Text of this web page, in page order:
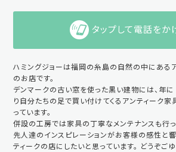
タップして電話をか
ハミングジョーは福岡の糸島の自然の中にある
のお店です。
デンマークの古い窓を使った黒い建物には、年に
り自分たちの足で買い付けてくるアンティーク家
っています。
併設の工房では家具の丁寧なメンテナンスも行っ
先人達のインスピレーションがお客様の感性と
ティークの店にしたいと思っています。 どうぞごゆ